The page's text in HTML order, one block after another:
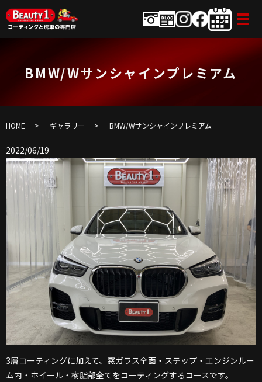
BMW/Wサンシャインプレミアム
HOME ギャラリー BMW/Wサンシャインプレミアム
2022/06/19
3層コーティングに加えて、窓ガラス全面・ステップ・エンジンルー
ム内・ホイール・樹脂部全てをコーティングするコースです。